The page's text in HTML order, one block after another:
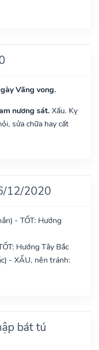
Vãng vong.
nương sát. Xấu. Kỵ
sửa chữa hay cất
12/2020
- TỐT: Hướng
Hướng Tây Bắc
- XẤU, nên tránh:
bát tú